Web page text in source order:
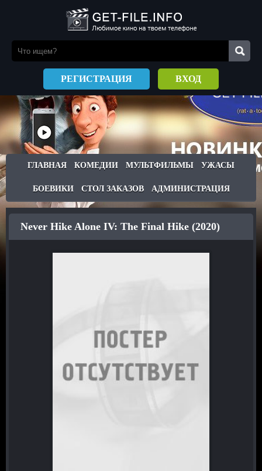
РЕГИСТРАЦИЯ ВХОД
ГЛАВНАЯ КОМЕДИИ МУЛЬТФИЛЬМЫ УЖАСЫ
БОЕВИКИ СТОЛ ЗАКАЗОВ АДМИНИСТРАЦИЯ
Never Hike Alone IV: The Final Hike (2020)